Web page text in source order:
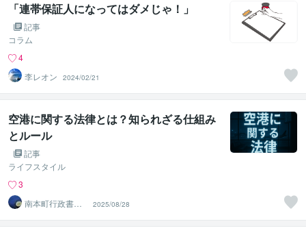
「連帯保証人になってはダメじゃ！」
記事
コラム
4
李レオン
2024/02/21
空港に関する法律とは？知られざる仕組み
とルール
記事
ライフスタイル
3
南本町行政書士
事務所
2025/08/28